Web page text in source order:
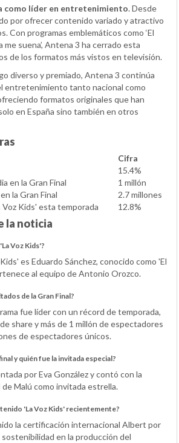
como líder en entretenimiento. Desde
por ofrecer contenido variado y atractivo
Con programas emblemáticos como ‘El
me suena’, Antena 3 ha cerrado esta
de los formatos más vistos en televisión.
diverso y premiado, Antena 3 continúa
entretenimiento tanto nacional como
formatos originales que han
en España sino también en otros
Cifra
15.4%
en la Gran Final
1 millón
la Gran Final
2.7 millones
Voz Kids' esta temporada
12.8%
la noticia
Voz Kids'?
es Eduardo Sánchez, conocido como 'El
al equipo de Antonio Orozco.
de la Gran Final?
fue líder con un récord de temporada,
share y más de 1 millón de espectadores
de espectadores únicos.
y quién fue la invitada especial?
por Eva González y contó con la
Malú como invitada estrella.
'La Voz Kids' recientemente?
la certificación internacional Albert por
en la producción del